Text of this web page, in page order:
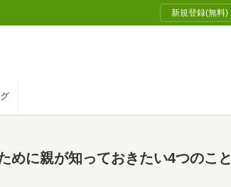
新規登録(無料)
めに親が知っておきたい4つのこと